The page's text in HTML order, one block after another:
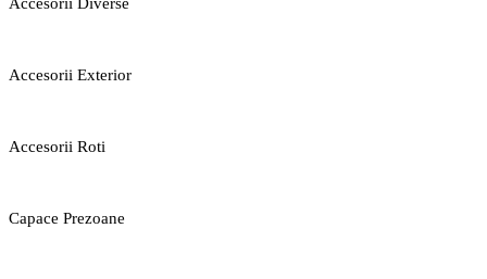
Accesorii Exterior
Accesorii Roti
Capace Prezoane